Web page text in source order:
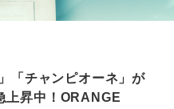
「チャンピオーネ」が
上昇中！ORANGE